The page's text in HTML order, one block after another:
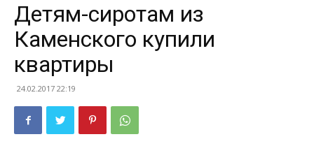
Детям-сиротам из
Каменского купили
квартиры
24.02.2017 22:19